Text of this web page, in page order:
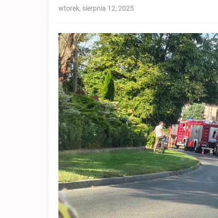
wtorek, sierpnia 12, 2025